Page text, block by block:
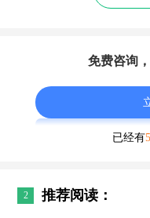
免费咨询
已经有
2 推荐阅读：